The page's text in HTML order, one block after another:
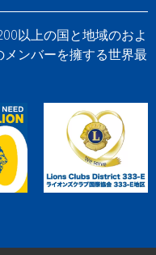
以上の国と地域のおよ
ンバーを擁する世界最